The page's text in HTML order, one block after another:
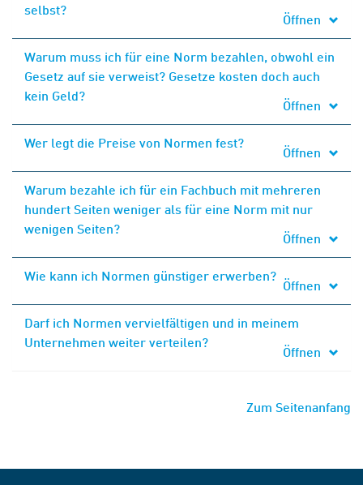
selbst?
Öffnen
Warum muss ich für eine Norm bezahlen, obwohl ein
Gesetz auf sie verweist? Gesetze kosten doch auch
kein Geld?
Öffnen
Wer legt die Preise von Normen fest?
Öffnen
Warum bezahle ich für ein Fachbuch mit mehreren
hundert Seiten weniger als für eine Norm mit nur
wenigen Seiten?
Öffnen
Wie kann ich Normen günstiger erwerben?
Öffnen
Darf ich Normen vervielfältigen und in meinem
Unternehmen weiter verteilen?
Öffnen
Zum Seitenanfang